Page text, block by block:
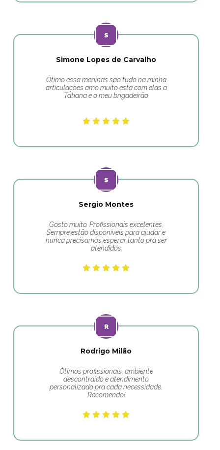
Simone Lopes de Carvalho
Ótimo essa meninas são tudo na minha
articulações amo muito esta com elas a
Tatiana e o meu brigadeirão
Sergio Montes
Gosto muito. Profissionais excelentes.
Sempre estão disponíveis para ajudar e
nunca precisamos esperar tanto pra ser
atendidos
Rodrigo Milão
Ótimos profissionais, ambiente
descontraído e atendimento
personalizado pra cada necessidade.
Recomendo!